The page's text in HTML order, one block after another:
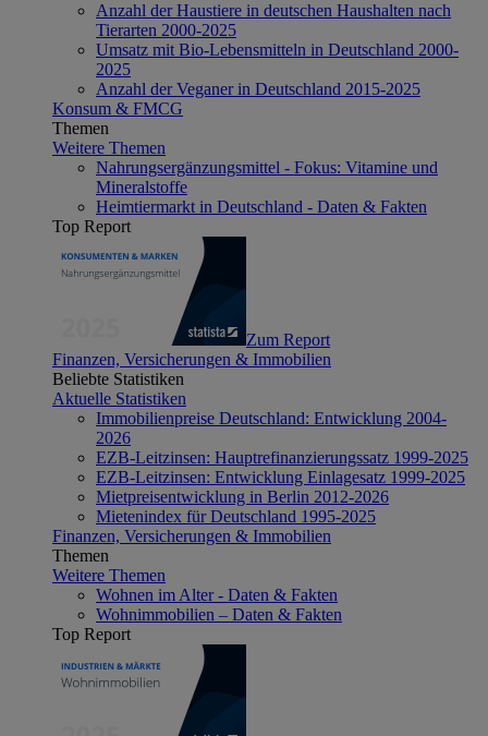
Anzahl der Haustiere in deutschen Haushalten nach
Tierarten 2000-2025
Umsatz mit Bio-Lebensmitteln in Deutschland 2000-
2025
Anzahl der Veganer in Deutschland 2015-2025
Konsum & FMCG
Themen
Weitere Themen
Nahrungsergänzungsmittel - Fokus: Vitamine und
Mineralstoffe
Heimtiermarkt in Deutschland - Daten & Fakten
Top Report
Zum Report
Finanzen, Versicherungen & Immobilien
Beliebte Statistiken
Aktuelle Statistiken
Immobilienpreise Deutschland: Entwicklung 2004-
2026
EZB-Leitzinsen: Hauptrefinanzierungssatz 1999-2025
EZB-Leitzinsen: Entwicklung Einlagesatz 1999-2025
Mietpreisentwicklung in Berlin 2012-2026
Mietenindex für Deutschland 1995-2025
Finanzen, Versicherungen & Immobilien
Themen
Weitere Themen
Wohnen im Alter - Daten & Fakten
Wohnimmobilien – Daten & Fakten
Top Report